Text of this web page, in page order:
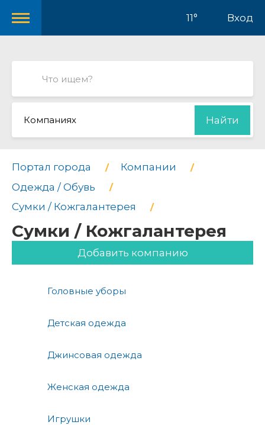
11° Вход
Компаниях Найти
Портал города
Компании
Одежда / Обувь
Сумки / Кожгалантерея
Сумки / Кожгалантерея
Добавить компанию
Головные уборы
Детская одежда
Джинсовая одежда
Женская одежда
Игрушки